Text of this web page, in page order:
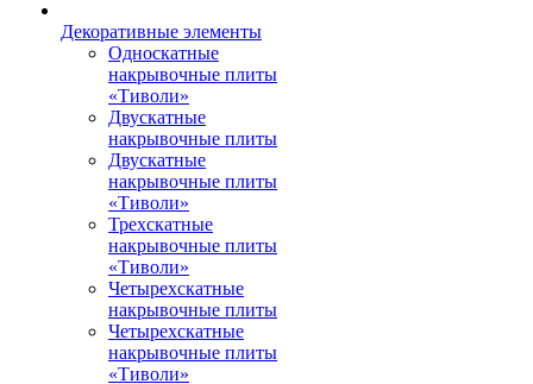
Декоративные элементы
Односкатные
накрывочные плиты
«Тиволи»
Двускатные
накрывочные плиты
Двускатные
накрывочные плиты
«Тиволи»
Трехскатные
накрывочные плиты
«Тиволи»
Четырехскатные
накрывочные плиты
Четырехскатные
накрывочные плиты
«Тиволи»